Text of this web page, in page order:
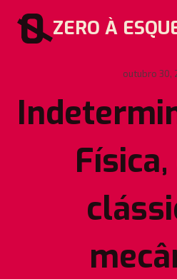
para
ZERO À
outubro 30,